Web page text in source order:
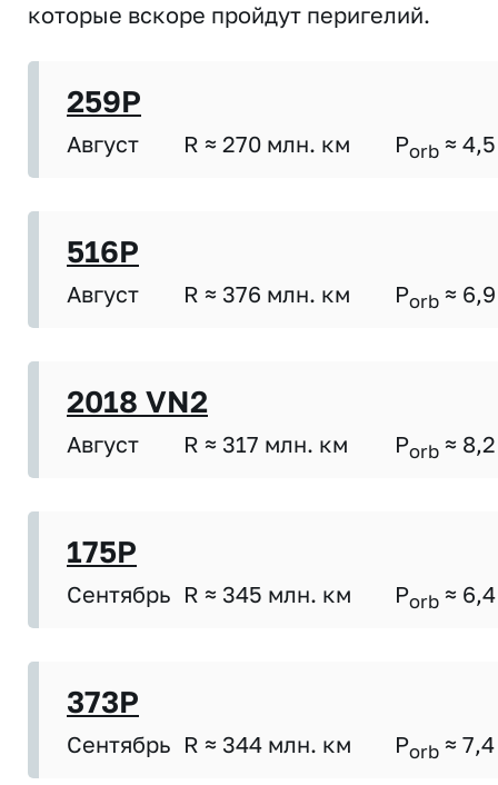
которые вскоре пройдут перигелий.
259P
Август R ≈ 270 млн. км Porb ≈ 4,5
516P
Август R ≈ 376 млн. км Porb ≈ 6,9
2018 VN2
Август R ≈ 317 млн. км Porb ≈ 8,2
175P
Сентябрь R ≈ 345 млн. км Porb ≈ 6,4
373P
Сентябрь R ≈ 344 млн. км Porb ≈ 7,4